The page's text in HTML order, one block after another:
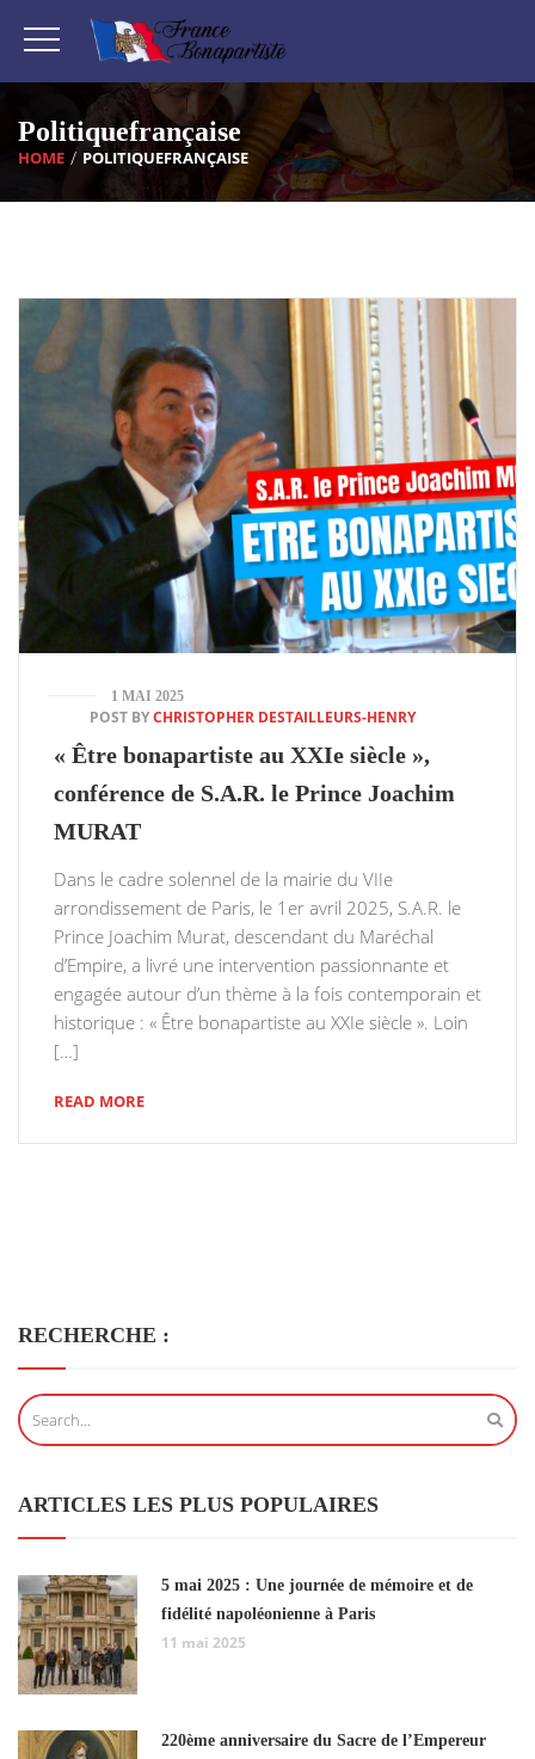
Politiquefrançaise
HOME POLITIQUEFRANÇAISE
1 MAI 2025
POST BYCHRISTOPHER DESTAILLEURS-HENRY
« Être bonapartiste au XXIe siècle »,
conférence de S.A.R. le Prince Joachim
MURAT
Dans le cadre solennel de la mairie du VIIe
arrondissement de Paris, le 1er avril 2025, S.A.R. le
Prince Joachim Murat, descendant du Maréchal
d’Empire, a livré une intervention passionnante et
engagée autour d’un thème à la fois contemporain et
historique : « Être bonapartiste au XXIe siècle ». Loin
[…]
READ MORE
RECHERCHE :
ARTICLES LES PLUS POPULAIRES
5 mai 2025 : Une journée de mémoire et de
fidélité napoléonienne à Paris
11 mai 2025
220ème anniversaire du Sacre de l’Empereur